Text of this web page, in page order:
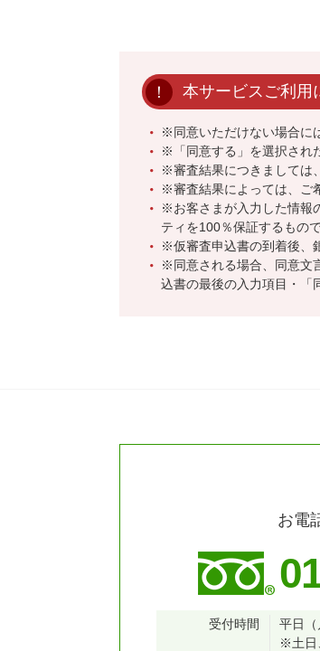
本サービスご利用
※同意いただけない場合に
※「同意する」を選択され
※審査結果につきましては
※審査結果によっては、ご
※お客さまが入力した情報
ティを100％保証するもの
※仮審査申込書の到着後、
※同意される場合、同意文
込書の最後の入力項目・「
お電
受付時間 平日（
※土日